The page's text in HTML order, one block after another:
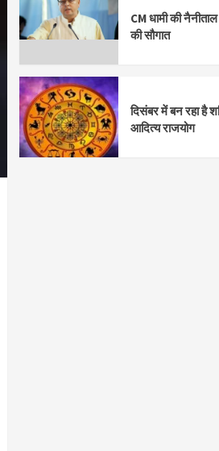
CM धामी की
की सौगात
दिसंबर में बन रहा है
आदित्य राजयोग